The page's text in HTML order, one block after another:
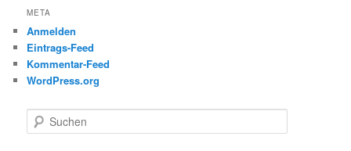
META
Anmelden
Eintrags-Feed
Kommentar-Feed
WordPress.org
u